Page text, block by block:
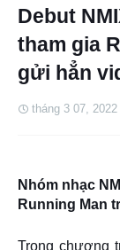
Debut
tham gia
gửi hẳn
tháng 3 07, 2022
Nhóm nhạc
Running Man
Trong chương